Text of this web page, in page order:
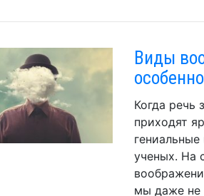
Виды
Когда речь
приходят
ученых. На
мы даже не